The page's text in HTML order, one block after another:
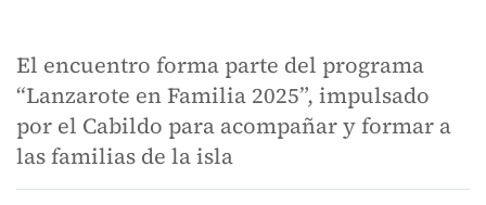
El encuentro forma parte del programa
“Lanzarote en Familia 2025”, impulsado
por el Cabildo para acompañar y formar a
las familias de la isla